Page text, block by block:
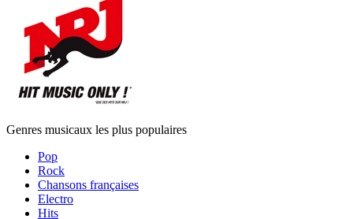
Genres musicaux les plus populaires
Pop
Rock
Chansons françaises
Electro
Hits